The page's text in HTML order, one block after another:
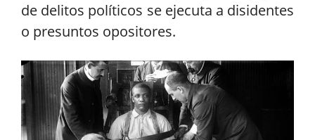
de delitos políticos se ejecuta a disidentes
o presuntos opositores.